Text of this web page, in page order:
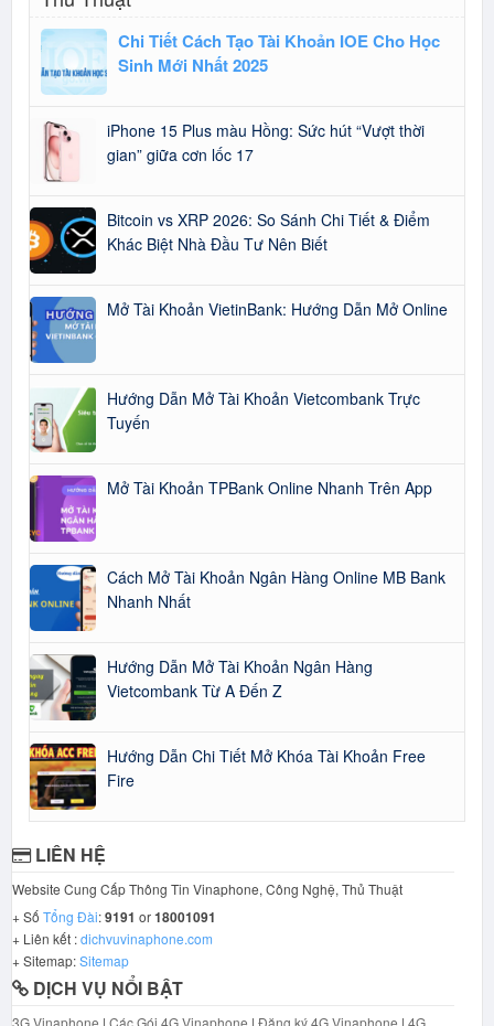
Chi Tiết Cách Tạo Tài Khoản IOE Cho Học
Sinh Mới Nhất 2025
iPhone 15 Plus màu Hồng: Sức hút “Vượt thời
gian” giữa cơn lốc 17
Bitcoin vs XRP 2026: So Sánh Chi Tiết & Điểm
Khác Biệt Nhà Đầu Tư Nên Biết
Mở Tài Khoản VietinBank: Hướng Dẫn Mở Online
Hướng Dẫn Mở Tài Khoản Vietcombank Trực
Tuyến
Mở Tài Khoản TPBank Online Nhanh Trên App
Cách Mở Tài Khoản Ngân Hàng Online MB Bank
Nhanh Nhất
Hướng Dẫn Mở Tài Khoản Ngân Hàng
Vietcombank Từ A Đến Z
Hướng Dẫn Chi Tiết Mở Khóa Tài Khoản Free
Fire
LIÊN HỆ
Website Cung Cấp Thông Tin Vinaphone, Công Nghệ, Thủ Thuật
+ Số Tổng Đài:9191 or18001091
+ Liên kết :dichvuvinaphone.com
+ Sitemap:Sitemap
DỊCH VỤ NỔI BẬT
3G Vinaphone | Các Gói 4G Vinaphone | Đăng ký 4G Vinaphone | 4G